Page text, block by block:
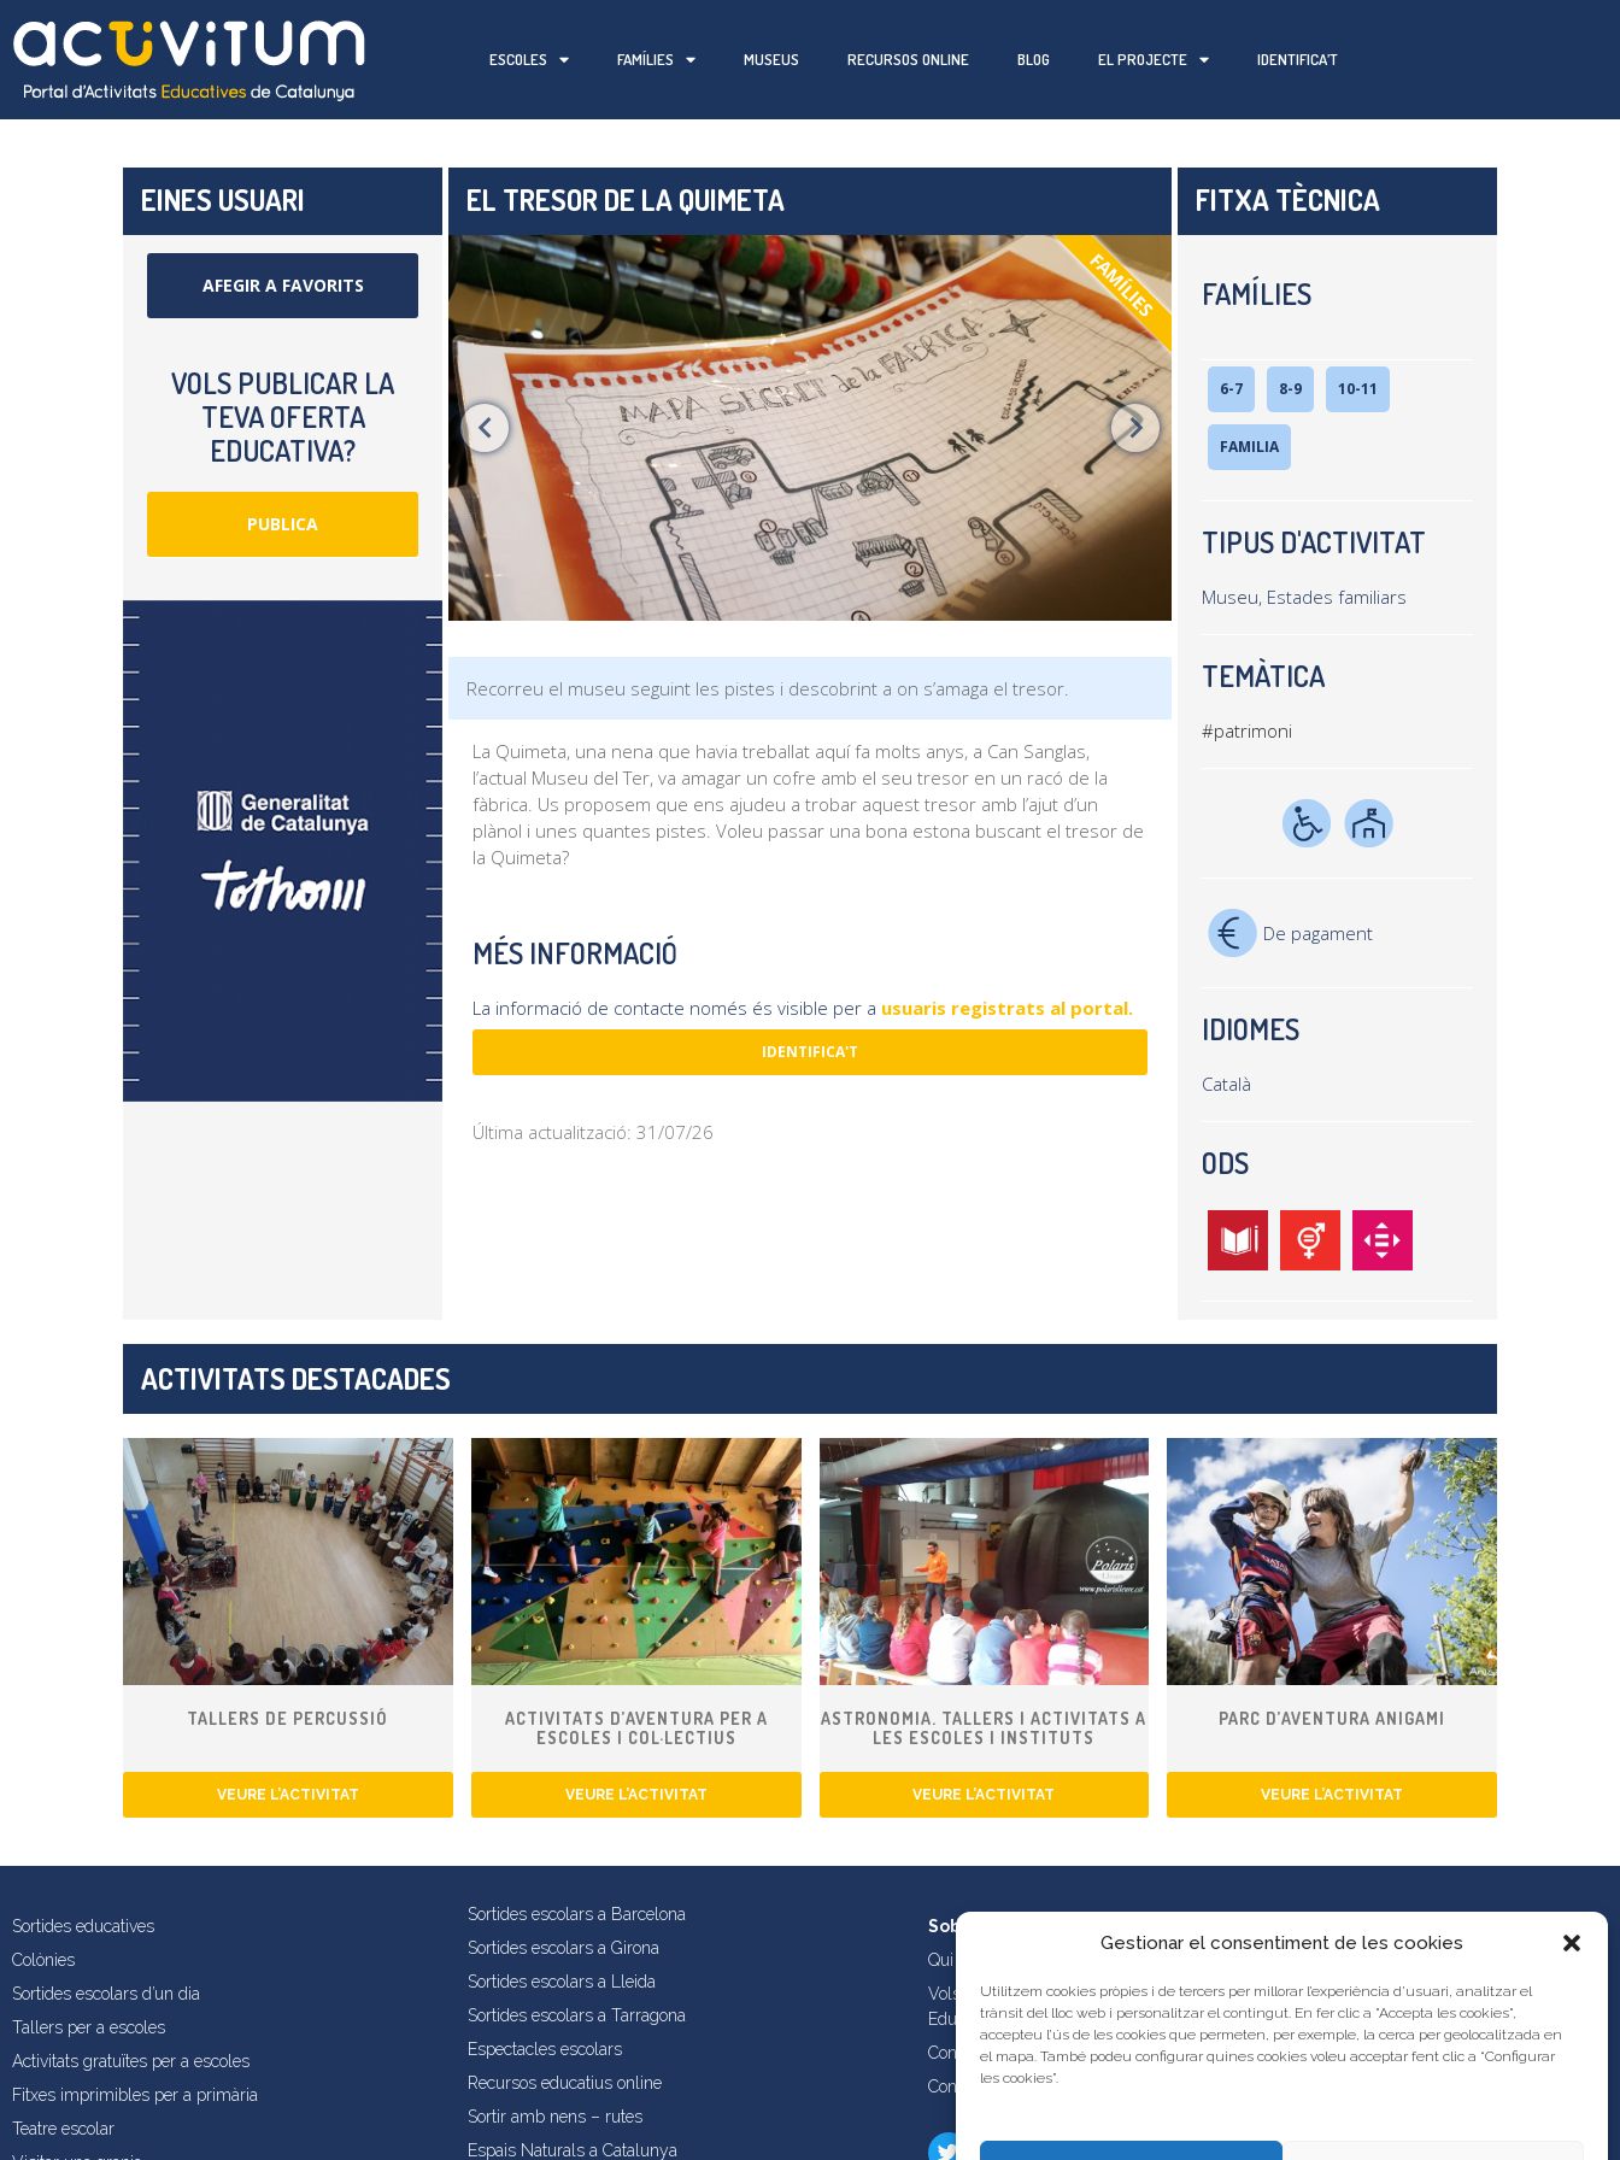
Gestionar el consentiment de les cookies
Utilitzem cookies pròpies i de tercers per millorar l’experiència d’usuari, analitzar el
trànsit del lloc web i personalitzar el contingut. En fer clic a "Accepta les cookies",
accepteu l’ús de les cookies que permeten, per exemple, la cerca per geolocalitzada en
el mapa. També podeu configurar quines cookies voleu acceptar fent clic a “Configurar
les cookies”.
ESCOLES FAMÍLIES MUSEUS RECURSOS ONLINE BLOG EL PROJECTE IDENTIFICA’T
EINES USUARI
AFEGIR A FAVORITS
VOLS PUBLICAR LA
TEVA OFERTA
EDUCATIVA?
PUBLICA
EL TRESOR DE LA QUIMETA
FAMÍLIES
Recorreu el museu seguint les pistes i descobrint a on s’amaga el tresor.
La Quimeta, una nena que havia treballat aquí fa molts anys, a Can Sanglas,
l’actual Museu del Ter, va amagar un cofre amb el seu tresor en un racó de la
fàbrica. Us proposem que ens ajudeu a trobar aquest tresor amb l’ajut d’un
plànol i unes quantes pistes. Voleu passar una bona estona buscant el tresor de
la Quimeta?
MÉS INFORMACIÓ
La informació de contacte només és visible per a usuaris registrats al portal.
IDENTIFICA'T
Última actualització: 31/07/26
FITXA TÈCNICA
FAMÍLIES
6-7 8-9 10-11
FAMILIA
TIPUS D'ACTIVITAT
Museu, Estades familiars
TEMÀTICA
#patrimoni
De pagament
IDIOMES
Català
ODS
ACTIVITATS DESTACADES
TALLERS DE PERCUSSIÓ
VEURE L’ACTIVITAT
ACTIVITATS D’AVENTURA PER A
ESCOLES I COL·LECTIUS
VEURE L’ACTIVITAT
ASTRONOMIA. TALLERS I ACTIVITATS A
LES ESCOLES I INSTITUTS
VEURE L’ACTIVITAT
PARC D’AVENTURA ANIGAMI
VEURE L’ACTIVITAT
Sortides educatives
Colònies
Sortides escolars d’un dia
Tallers per a escoles
Activitats gratuïtes per a escoles
Fitxes imprimibles per a primària
Teatre escolar
Sortides escolars a Barcelona
Sortides escolars a Girona
Sortides escolars a Lleida
Sortides escolars a Tarragona
Espectacles escolars
Recursos educatius online
Sortir amb nens – rutes
Espais Naturals a Catalunya
Sobre nosaltres
Qui som?
Vols publicar les teves propostes al Portal d’Activitats
Educatives de Catalunya?
Condicions d’ús i avís legal
Contacta amb nosaltres